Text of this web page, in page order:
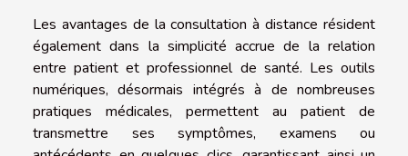
Les avantages de la consultation à distance résident
également dans la simplicité accrue de la relation
entre patient et professionnel de santé. Les outils
numériques, désormais intégrés à de nombreuses
pratiques médicales, permettent au patient de
transmettre ses symptômes, examens ou